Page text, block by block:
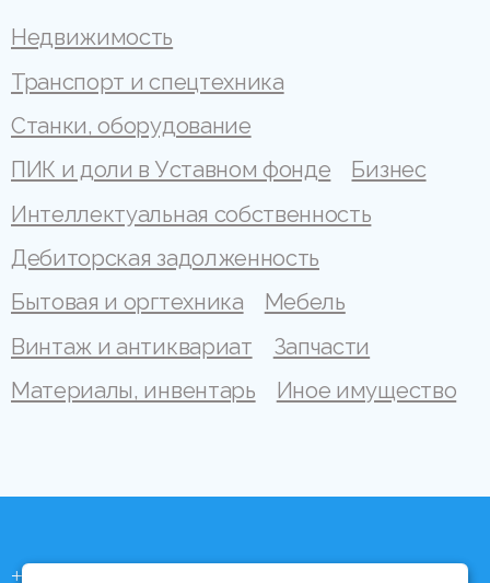
Недвижимость
Транспорт и спецтехника
Станки, оборудование
ПИК и доли в Уставном фонде
Бизнес
Интеллектуальная собственность
Дебиторская задолженность
Бытовая и оргтехника
Мебель
Винтаж и антиквариат
Запчасти
Материалы, инвентарь
Иное имущество
+375 (44) 704 92 06